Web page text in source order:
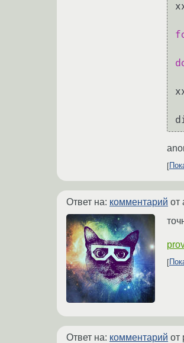
Ответ на: комментарий от
Ответ на: комментарий от